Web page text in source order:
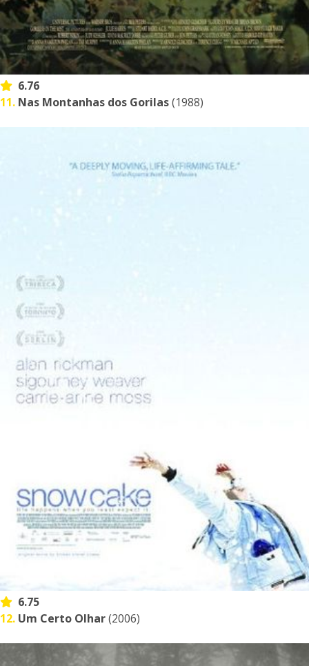
6.76
11. Nas Montanhas dos Gorilas(1988)
6.75
12. Um Certo Olhar(2006)